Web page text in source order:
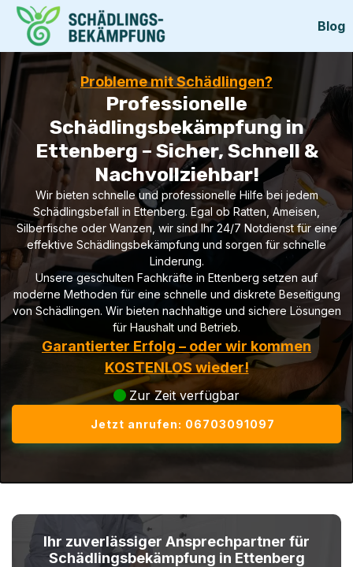
Blog
Probleme mit Schädlingen?
Professionelle
Schädlingsbekämpfung in
Ettenberg – Sicher, Schnell &
Nachvollziehbar!
Wir bieten schnelle und professionelle Hilfe bei jedem
Schädlingsbefall in Ettenberg. Egal ob Ratten, Ameisen,
Silberfische oder Wanzen, wir sind Ihr 24/7 Notdienst für eine
effektive Schädlingsbekämpfung und sorgen für schnelle
Linderung.
Unsere geschulten Fachkräfte in Ettenberg setzen auf
moderne Methoden für eine schnelle und diskrete Beseitigung
von Schädlingen. Wir bieten nachhaltige und sichere Lösungen
für Haushalt und Betrieb.
Garantierter Erfolg – oder wir kommen
KOSTENLOS wieder!
Zur Zeit verfügbar
Jetzt anrufen: 06703091097
Ihr zuverlässiger Ansprechpartner für
Schädlingsbekämpfung in Ettenberg